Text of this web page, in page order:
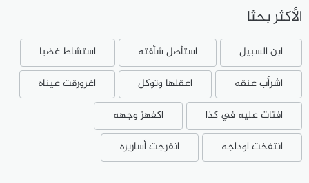
الأكثر بحثا
ابن السبيل استأصل شأفته
استشاط غضبا
اشرأب عنقه
اعقلها وتوكل
اغرورقت عيناه
افتات عليه في كذا
اكفهز وجهه
انتفخت اوداجه
انفرجت أساريره